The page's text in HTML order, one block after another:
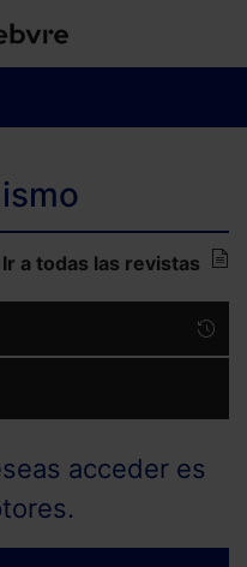
Ir a todas las revistas
acceder es